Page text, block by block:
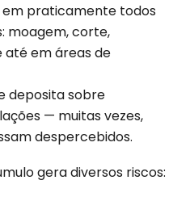
praticamente todos
moagem, corte,
até em áreas de
deposita sobre
— muitas vezes,
despercebidos.
gera diversos riscos: